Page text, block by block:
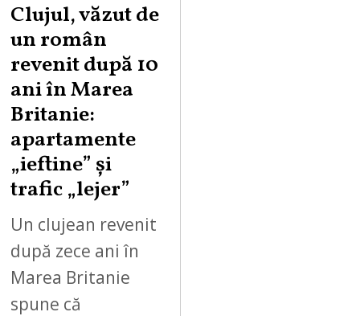
Clujul, văzut de
un român
revenit după 10
ani în Marea
Britanie:
apartamente
„ieftine” și
trafic „lejer”
Un clujean revenit
după zece ani în
Marea Britanie
spune că